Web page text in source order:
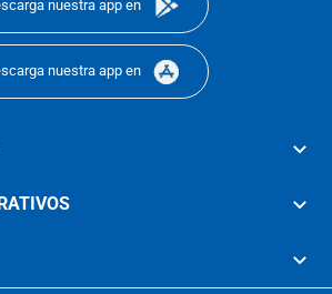
nuestra app en
nuestra app en